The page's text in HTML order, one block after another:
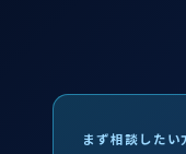
まず相談したい